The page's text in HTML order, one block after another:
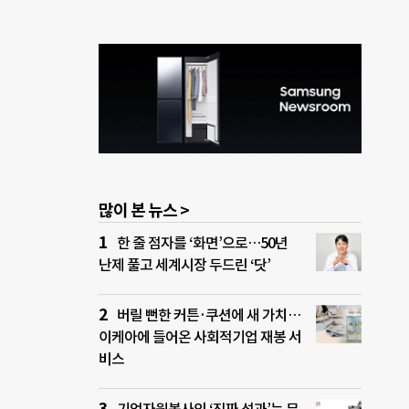
많이 본 뉴스 >
한 줄 점자를 ‘화면’으로…50년
난제 풀고 세계시장 두드린 ‘닷’
버릴 뻔한 커튼·쿠션에 새 가치…
이케아에 들어온 사회적기업 재봉 서
비스